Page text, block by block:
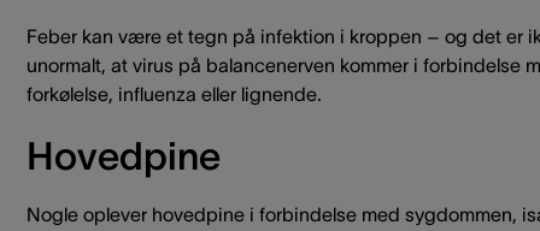
Feber kan være et tegn på infektion i kroppen – og det er
unormalt, at virus på balancenerven kommer i forbindelse
forkølelse, influenza eller lignende.
Hovedpine
Nogle oplever hovedpine i forbindelse med sygdommen,